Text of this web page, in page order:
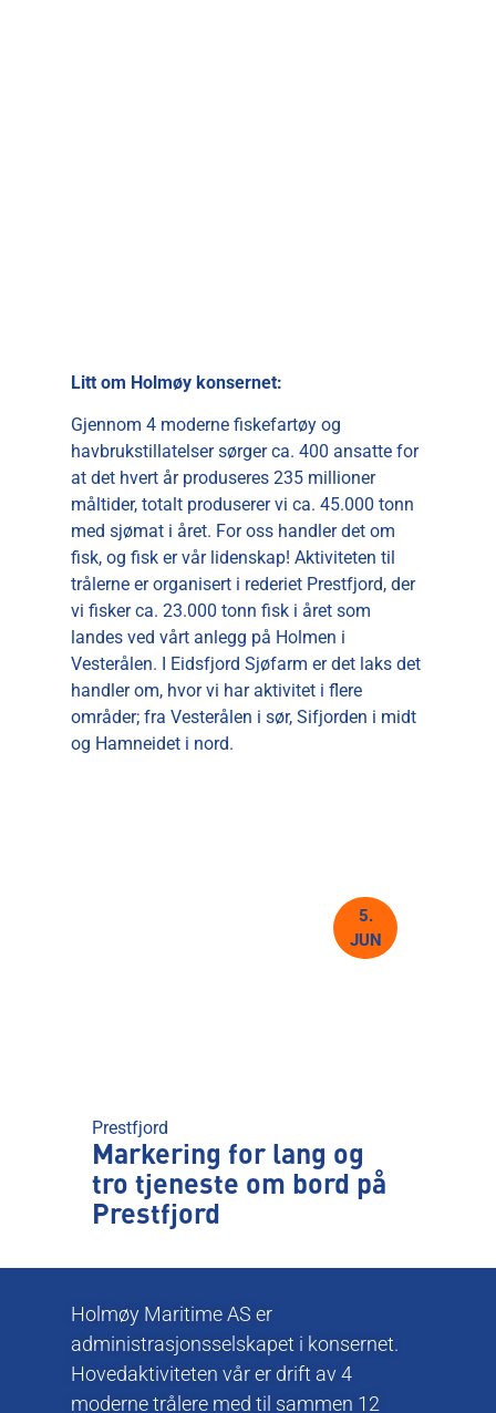
Litt om Holmøy konsernet:
Gjennom 4 moderne fiskefartøy og
havbrukstillatelser sørger ca. 400 ansatte for
at det hvert år produseres 235 millioner
måltider, totalt produserer vi ca. 45.000 tonn
med sjømat i året. For oss handler det om
fisk, og fisk er vår lidenskap! Aktiviteten til
trålerne er organisert i rederiet Prestfjord, der
vi fisker ca. 23.000 tonn fisk i året som
landes ved vårt anlegg på Holmen i
Vesterålen. I Eidsfjord Sjøfarm er det laks det
handler om, hvor vi har aktivitet i flere
områder; fra Vesterålen i sør, Sifjorden i midt
og Hamneidet i nord.
5.
JUN
Prestfjord
Markering for lang og
tro tjeneste om bord på
Prestfjord
Holmøy Maritime AS er
administrasjonsselskapet i konsernet.
Hovedaktiviteten vår er drift av 4
moderne trålere med til sammen 12